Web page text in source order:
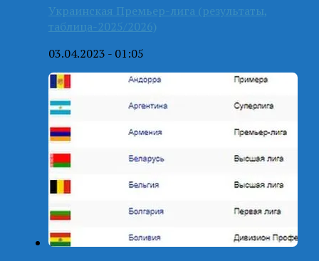
Украинская Премьер-лига (результаты,
таблица-2025/2026)
03.04.2023 - 01:05